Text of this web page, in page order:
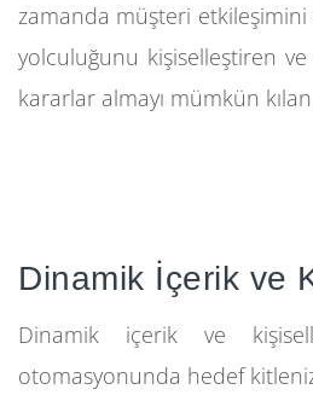
zamanda müşteri
yolculuğunu kişiselleştiren
kararlar almayı mümkün
Dinamik İçerik ve
Dinamik içerik ve
otomasyonunda hedef